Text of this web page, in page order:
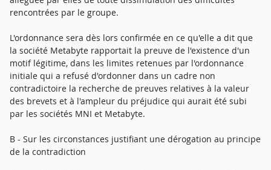
rencontrées par le groupe.
L'ordonnance sera dès lors confirmée en ce qu'elle a dit que
la société Metabyte rapportait la preuve de l'existence d'un
motif légitime, dans les limites retenues par l'ordonnance
initiale qui a refusé d'ordonner dans un cadre non
contradictoire la recherche de preuves relatives à la valeur
des brevets et à l'ampleur du préjudice qui aurait été subi
par les sociétés MNI et Metabyte.
B - Sur les circonstances justifiant une dérogation au principe
de la contradiction